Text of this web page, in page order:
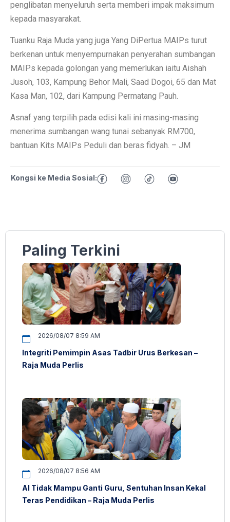
penglibatan menyeluruh serta memberi impak maksimum
kepada masyarakat.
Tuanku Raja Muda yang juga Yang DiPertua MAIPs turut
berkenan untuk menyempurnakan penyerahan sumbangan
MAIPs kepada golongan yang memerlukan iaitu Aishah
Jusoh, 103, Kampung Behor Mali, Saad Dogoi, 65 dan Mat
Kasa Man, 102, dari Kampung Permatang Pauh.
Asnaf yang terpilih pada edisi kali ini masing-masing
menerima sumbangan wang tunai sebanyak RM700,
bantuan Kits MAIPs Peduli dan beras fidyah. – JM
Kongsi ke Media Sosial:
Paling Terkini
2026/08/07 8:59 AM
Integriti Pemimpin Asas Tadbir Urus Berkesan –
Raja Muda Perlis
2026/08/07 8:56 AM
AI Tidak Mampu Ganti Guru, Sentuhan Insan Kekal
Teras Pendidikan – Raja Muda Perlis